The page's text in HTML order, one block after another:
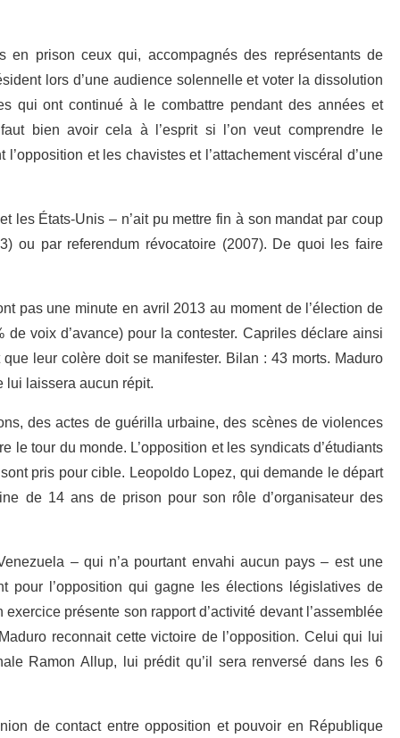
en prison ceux qui, accompagnés des représentants de
lors d’une audience solennelle et voter la dissolution
qui ont continué à le combattre pendant des années et
bien avoir cela à l’esprit si l’on veut comprendre le
et les chavistes et l’attachement viscéral d’une
les États-Unis – n’ait pu mettre fin à son mandat par coup
ou par referendum révocatoire (2007). De quoi les faire
pas une minute en avril 2013 au moment de l’élection de
voix d’avance) pour la contester. Capriles déclare ainsi
leur colère doit se manifester. Bilan : 43 morts. Maduro
lui laissera aucun répit.
des actes de guérilla urbaine, des scènes de violences
le tour du monde. L’opposition et les syndicats d’étudiants
pris pour cible. Leopoldo Lopez, qui demande le départ
de 14 ans de prison pour son rôle d’organisateur des
– qui n’a pourtant envahi aucun pays – est une
pour l’opposition qui gagne les élections législatives de
présente son rapport d’activité devant l’assemblée
reconnait cette victoire de l’opposition. Celui qui lui
Ramon Allup, lui prédit qu’il sera renversé dans les 6
de contact entre opposition et pouvoir en République